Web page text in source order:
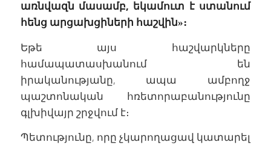
առնվազն մասամբ, եկամուտ է ստանում
հենց արցախցիների հաշվին»։
Եթե այս հաշվարկները
համապատասխանում են
իրականությանը, ապա ամբողջ
պաշտոնական հռետորաբանությունը
գլխիվայր շրջվում է։
Պետությունը, որը չկարողացավ կատարել